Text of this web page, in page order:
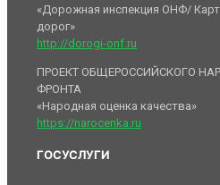
«Дорожная инспекция ОНФ/
дорог»
http://dorogi-onf.ru
ПРОЕКТ ОБЩЕРОССИЙСКОГО
ФРОНТА
«Народная оценка качества»
https://narocenka.ru
ГОСУСЛУГИ